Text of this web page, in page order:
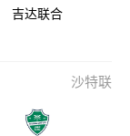
吉达联合
沙特联